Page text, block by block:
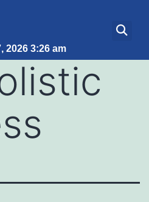
2026 3:26 am